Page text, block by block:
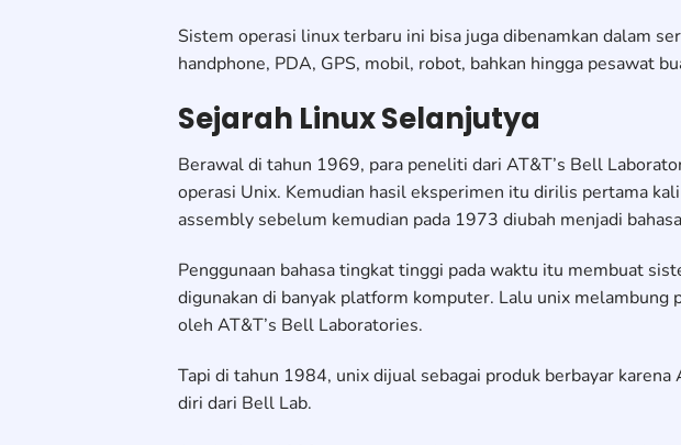
Sistem operasi linux terbaru ini bisa juga dibenamkan dalam
handphone, PDA, GPS, mobil, robot, bahkan hingga pesawat
Sejarah Linux Selanjutya
Berawal di tahun 1969, para peneliti dari AT&T’s Bell
operasi Unix. Kemudian hasil eksperimen itu dirilis pertama
assembly sebelum kemudian pada 1973 diubah menjadi
Penggunaan bahasa tingkat tinggi pada waktu itu membuat
digunakan di banyak platform komputer. Lalu unix melambung
oleh AT&T’s Bell Laboratories.
Tapi di tahun 1984, unix dijual sebagai produk berbayar
diri dari Bell Lab.